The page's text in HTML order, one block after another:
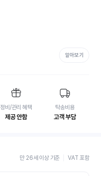
알아보기
정비/관리 혜택
제공 안함
탁송비용
고객 부담
만 26세 이상 기준 VAT 포함